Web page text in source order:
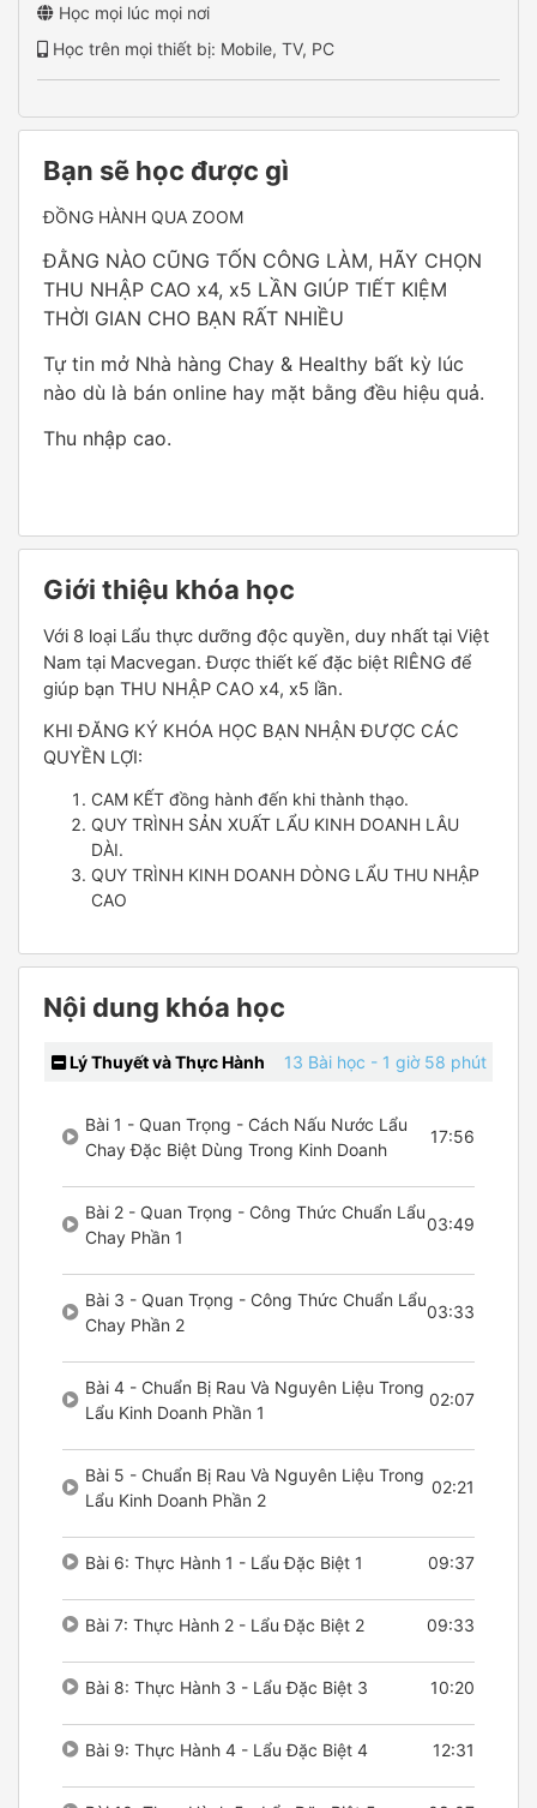
Học mọi lúc mọi nơi
Học trên mọi thiết bị: Mobile, TV, PC
Bạn sẽ học được gì
ĐỒNG HÀNH QUA ZOOM
ĐẰNG NÀO CŨNG TỐN CÔNG LÀM, HÃY CHỌN
THU NHẬP CAO x4, x5 LẦN GIÚP TIẾT KIỆM
THỜI GIAN CHO BẠN RẤT NHIỀU
Tự tin mở Nhà hàng Chay & Healthy bất kỳ lúc
nào dù là bán online hay mặt bằng đều hiệu quả.
Thu nhập cao.
Giới thiệu khóa học
Với 8 loại Lẩu thực dưỡng độc quyền, duy nhất tại Việt
Nam tại Macvegan. Được thiết kế đặc biệt RIÊNG để
giúp bạn THU NHẬP CAO x4, x5 lần.
KHI ĐĂNG KÝ KHÓA HỌC BẠN NHẬN ĐƯỢC CÁC
QUYỀN LỢI:
CAM KẾT đồng hành đến khi thành thạo.
QUY TRÌNH SẢN XUẤT LẨU KINH DOANH LÂU
DÀI.
QUY TRÌNH KINH DOANH DÒNG LẨU THU NHẬP
CAO
Nội dung khóa học
Lý Thuyết và Thực Hành 13 Bài học - 1 giờ 58 phút
Bài 1 - Quan Trọng - Cách Nấu Nước Lẩu
Chay Đặc Biệt Dùng Trong Kinh Doanh
17:56
Bài 2 - Quan Trọng - Công Thức Chuẩn Lẩu
Chay Phần 1
03:49
Bài 3 - Quan Trọng - Công Thức Chuẩn Lẩu
Chay Phần 2
03:33
Bài 4 - Chuẩn Bị Rau Và Nguyên Liệu Trong
Lẩu Kinh Doanh Phần 1
02:07
Bài 5 - Chuẩn Bị Rau Và Nguyên Liệu Trong
Lẩu Kinh Doanh Phần 2
02:21
Bài 6: Thực Hành 1 - Lẩu Đặc Biệt 1 09:37
Bài 7: Thực Hành 2 - Lẩu Đặc Biệt 2 09:33
Bài 8: Thực Hành 3 - Lẩu Đặc Biệt 3 10:20
Bài 9: Thực Hành 4 - Lẩu Đặc Biệt 4 12:31